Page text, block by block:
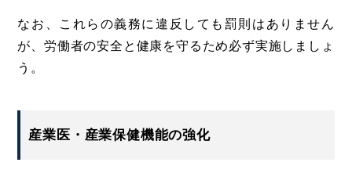
なお、これらの義務に違反しても罰則はありません
が、労働者の安全と健康を守るため必ず実施しましょ
う。
産業医・産業保健機能の強化